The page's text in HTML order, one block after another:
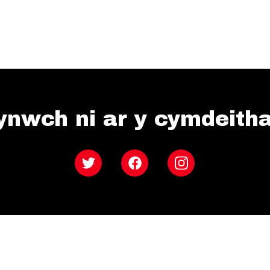
ni ar y
Twitter Facebook Instagram